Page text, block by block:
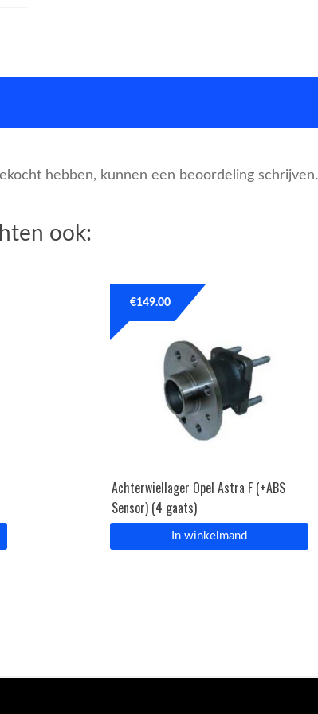
hebben, kunnen een beoordeling schrijven.
ook:
Achterwiellager Opel Astra F (+ABS
Sensor) (4 gaats)
€149.00
In winkelmand